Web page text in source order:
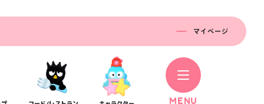
マイページ
MENU